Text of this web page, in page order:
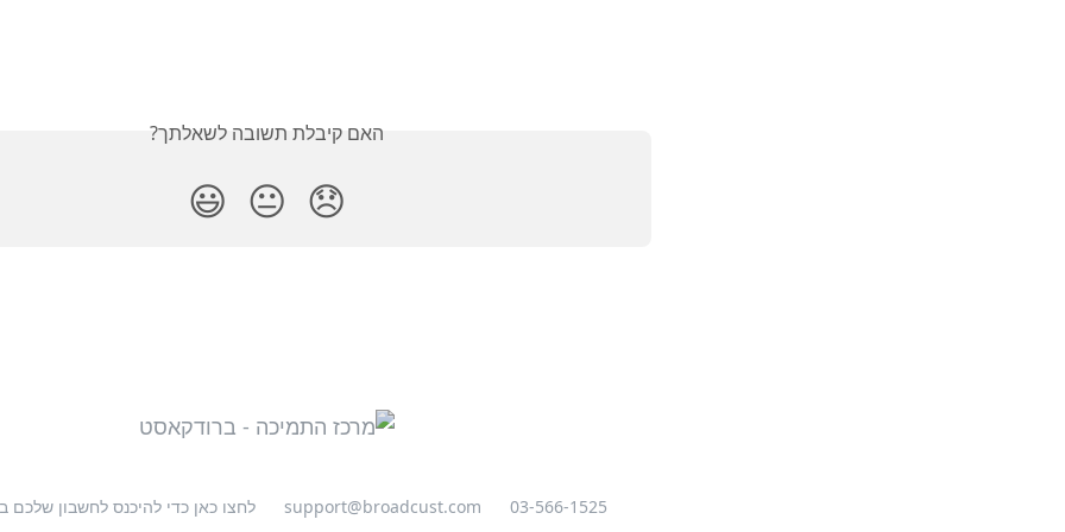
האם קיבלת תשובה לשאלתך?
😞
😐
😃
03-566-1525
support@broadcust.com לחצו כאן כדי להיכנס לחשבון שלכם